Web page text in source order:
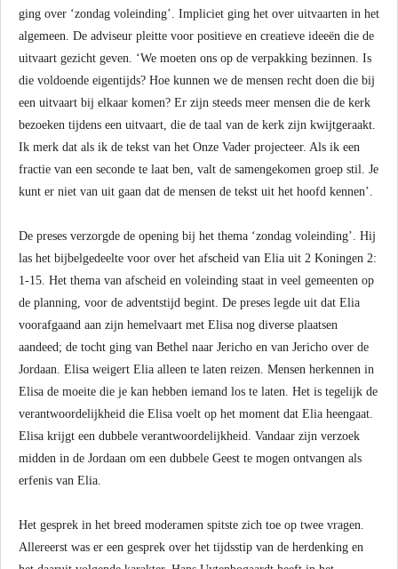
ging over ‘zondag voleinding’. Impliciet ging het over uitvaarten in het
algemeen. De adviseur pleitte voor positieve en creatieve ideeën die de
uitvaart gezicht geven. ‘We moeten ons op de verpakking bezinnen. Is
die voldoende eigentijds? Hoe kunnen we de mensen recht doen die bij
een uitvaart bij elkaar komen? Er zijn steeds meer mensen die de kerk
bezoeken tijdens een uitvaart, die de taal van de kerk zijn kwijtgeraakt.
Ik merk dat als ik de tekst van het Onze Vader projecteer. Als ik een
fractie van een seconde te laat ben, valt de samengekomen groep stil. Je
kunt er niet van uit gaan dat de mensen de tekst uit het hoofd kennen’.
De preses verzorgde de opening bij het thema ‘zondag voleinding’. Hij
las het bijbelgedeelte voor over het afscheid van Elia uit 2 Koningen 2:
1-15. Het thema van afscheid en voleinding staat in veel gemeenten op
de planning, voor de adventstijd begint. De preses legde uit dat Elia
voorafgaand aan zijn hemelvaart met Elisa nog diverse plaatsen
aandeed; de tocht ging van Bethel naar Jericho en van Jericho over de
Jordaan. Elisa weigert Elia alleen te laten reizen. Mensen herkennen in
Elisa de moeite die je kan hebben iemand los te laten. Het is tegelijk de
verantwoordelijkheid die Elisa voelt op het moment dat Elia heengaat.
Elisa krijgt een dubbele verantwoordelijkheid. Vandaar zijn verzoek
midden in de Jordaan om een dubbele Geest te mogen ontvangen als
erfenis van Elia.
Het gesprek in het breed moderamen spitste zich toe op twee vragen.
Allereerst was er een gesprek over het tijdsstip van de herdenking en